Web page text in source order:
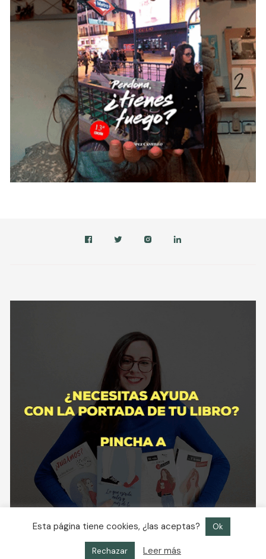
Esta página tiene cookies, ¿las aceptas? Ok
Rechazar Leer más